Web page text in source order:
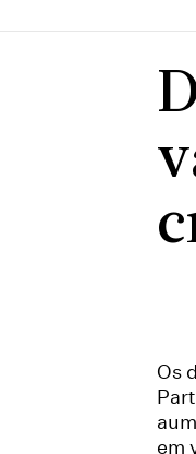
Os
em